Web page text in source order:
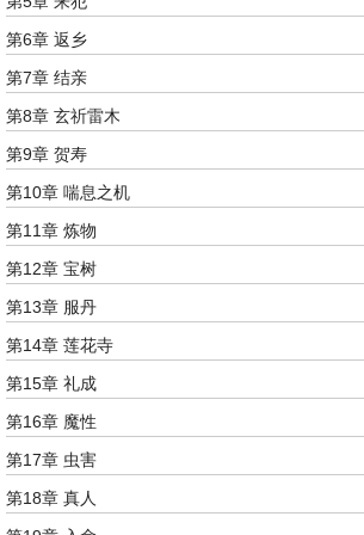
第6章 返乡
第7章 结亲
第8章 玄祈雷木
第9章 贺寿
第10章 喘息之机
第11章 炼物
第12章 宝树
第13章 服丹
第14章 莲花寺
第15章 礼成
第16章 魔性
第17章 虫害
第18章 真人